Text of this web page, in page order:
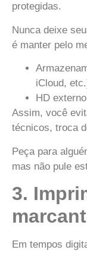
protegidas.
Nunca deixe
é manter pelo
iCloud,
HD
Assim, você
técnicos, troca
Peça para
mas não pule
3.
Em tempos